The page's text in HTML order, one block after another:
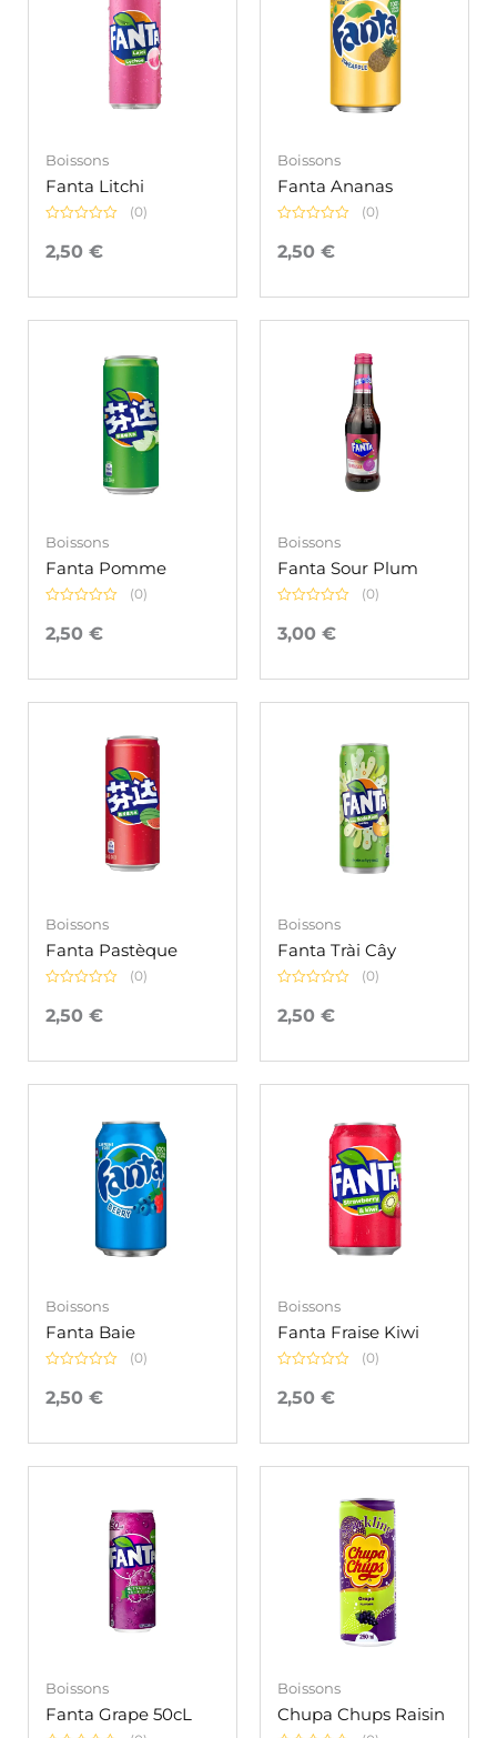
Boissons
Fanta Litchi
0
sur
(0)
2,50 €
Boissons
Fanta Ananas
0
sur
(0)
2,50 €
Boissons
Fanta Pomme
0
sur
(0)
2,50 €
Boissons
Fanta Sour Plum
0
sur
(0)
3,00 €
Boissons
Fanta Pastèque
0
sur
(0)
2,50 €
Boissons
Fanta Trài Cây
0
sur
(0)
2,50 €
Boissons
Fanta Baie
0
sur
(0)
2,50 €
Boissons
Fanta Fraise Kiwi
0
sur
(0)
2,50 €
Boissons
Fanta Grape 50cL
Boissons
Chupa Chups Raisin